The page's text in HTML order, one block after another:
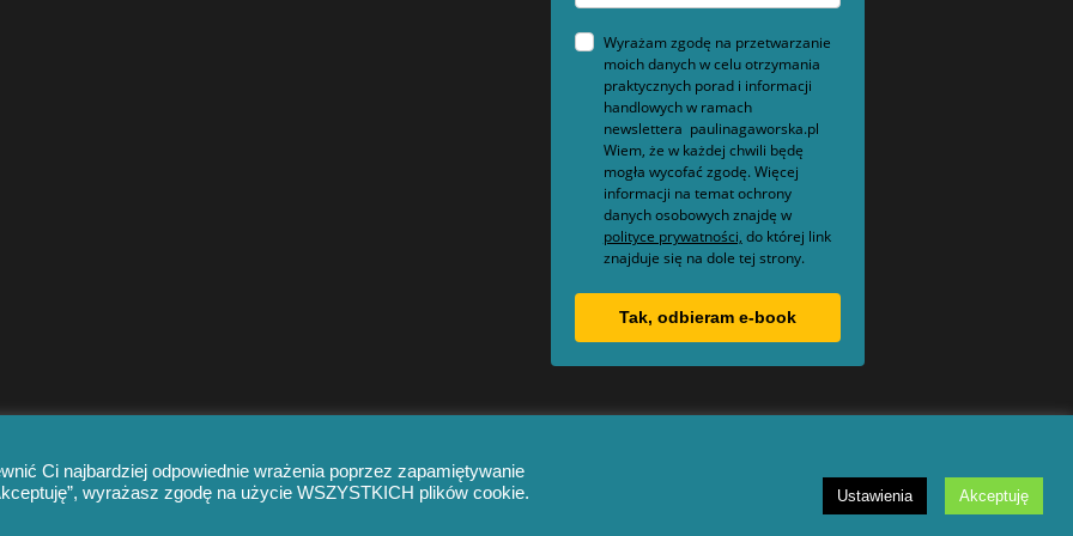
Wyrażam zgodę na przetwarzanie
moich danych w celu otrzymania
praktycznych porad i informacji
handlowych w ramach
newslettera paulinagaworska.pl
Wiem, że w każdej chwili będę
mogła wycofać zgodę. Więcej
informacji na temat ochrony
danych osobowych znajdę w
polityce prywatności, do której link
znajduje się na dole tej strony.
Tak, odbieram e-book
Ci najbardziej odpowiednie wrażenia poprzez zapamiętywanie
wyrażasz zgodę na użycie WSZYSTKICH plików cookie.
Ustawienia Akceptuję